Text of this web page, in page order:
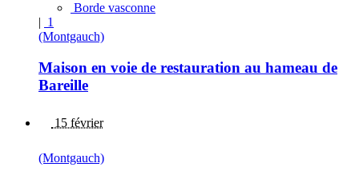
Borde vasconne
| 1
(Montgauch)
Maison en voie de restauration au hameau de
Bareille
15 février
(Montgauch)